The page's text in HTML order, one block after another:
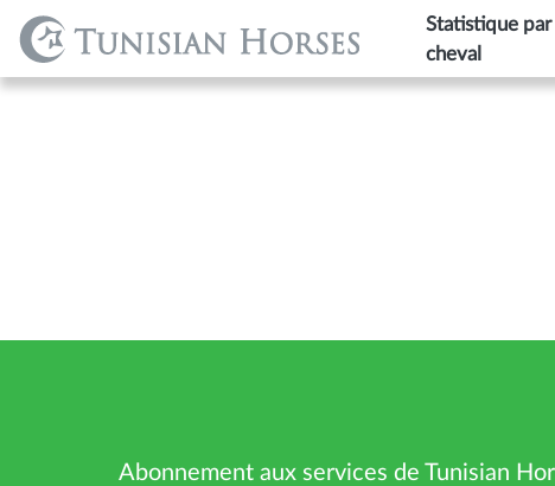
Statistique par
cheval
Abonnement aux services de Tunisian